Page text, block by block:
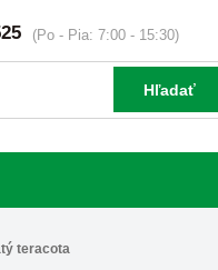
(Po - Pia: 7:00 - 15:30)
Hľadať
teracota